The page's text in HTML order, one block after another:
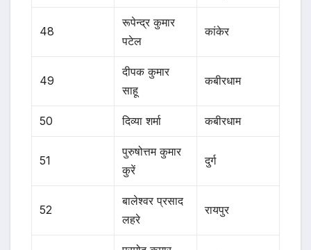
48
रूपेन्द्र कुमार
पटेल
कांकेर
49
दीपक कुमार
साहू
कबीरधाम
50 दिव्या शर्मा कबीरधाम
51
पुरुषोत्तम कुमार
कुरें
दुर्ग
52
बालेश्वर प्रसाद
लहरे
रायपुर